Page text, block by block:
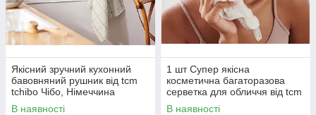
Якісний зручний кухонний
бавовняний рушник від tcm
tchibo Чібо, Німеччина
В наявності
1 шт Супер якісна
косметична багаторазова
серветка для обличчя від tcm
tchibo (Чібо), Німеччина
В наявності